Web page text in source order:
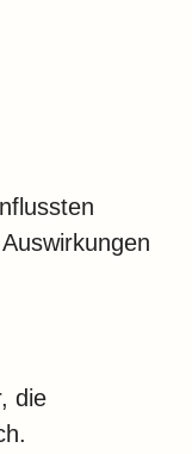
die